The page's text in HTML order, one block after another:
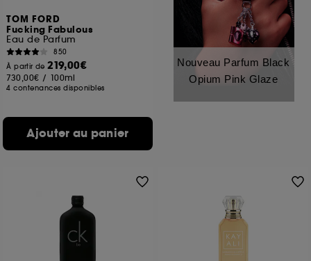
TOM FORD
Fucking Fabulous
Eau de Parfum
850
À partir de219,00€
730,00€ / 100ml
4 contenances disponibles
Ajouter au panier
Nouveau Parfum Black
Opium Pink Glaze